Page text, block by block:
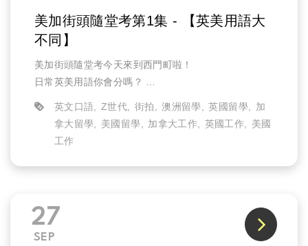
美加街頭隨堂考第1集 - 【英美用語大
不同】
美加街頭隨堂考今天來到西門町啦！
日常英美用語你會分嗎？
內褲的英、美說法有什麼差別！
留學的選擇是英國好還是美國好？
英文口語 Z世代 街拍 澳洲留學 英國留學
加
拿大留學
美國留學 加拿大工作 英國工作
美國
工作
27
SEP